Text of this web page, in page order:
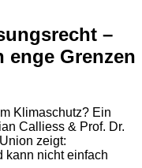
–
enge Grenzen
Klimaschutz? Ein
Calliess & Prof. Dr.
zeigt:
kann nicht einfach